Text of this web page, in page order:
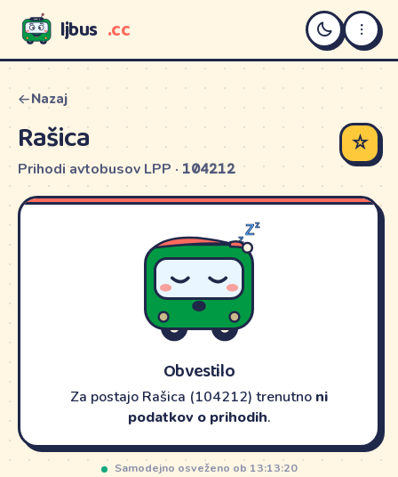
LJBUS ljbus .cc
Nazaj
Rašica
Prihodi avtobusov LPP · 104212
☆
Obvestilo
Za postajo Rašica (104212) trenutno ni
podatkov o prihodih.
Samodejno osveženo ob 13:13:20